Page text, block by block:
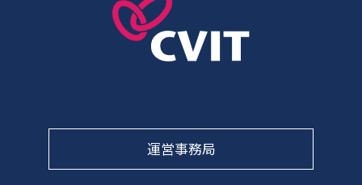
運営事務局